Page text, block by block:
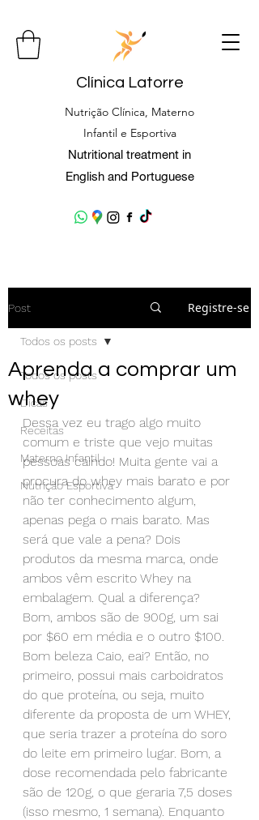
Clínica Latorre
Nutrição Clínica, Materno
Infantil e Esportiva
Nutritional treatment in
English and Portuguese
Post Registre-se
Todos os posts
Dicas
Receitas
Materno Infantil
Nutrição Esportiva
Todos os posts
Aprenda a comprar um
whey
Dessa vez eu trago algo muito
comum e triste que vejo muitas
pessoas caindo! Muita gente vai a
procura do whey mais barato e por
não ter conhecimento algum,
apenas pega o mais barato. Mas
será que vale a pena? Dois
produtos da mesma marca, onde
ambos vêm escrito Whey na
embalagem. Qual a diferença?
Bom, ambos são de 900g, um sai
por $60 em média e o outro $100.
Bom beleza Caio, eai? Então, no
primeiro, possui mais carboidratos
do que proteína, ou seja, muito
diferente da proposta de um WHEY,
que seria trazer a proteína do soro
do leite em primeiro lugar. Bom, a
dose recomendada pelo fabricante
são de 120g, o que geraria 7,5 doses
(isso mesmo, 1 semana). Enquanto